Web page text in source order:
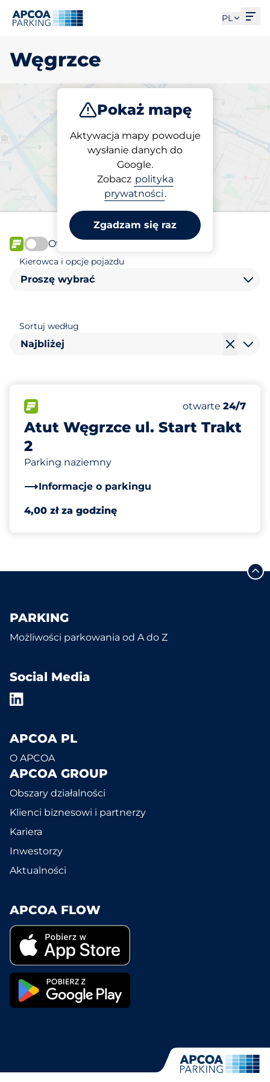
PL
Węgrzce
Pokaż mapę
Aktywacja mapy powoduje
wysłanie danych do
Google.
Zobacz polityka
prywatności .
Zgadzam się raz
Parkuj
Wybierz miejsce
parkingowe w Węgrzce
FLOW
Otwórz teraz
Kierowca i opcje pojazdu
Proszę wybrać
Sortuj według
Najbliżej
Atut Węgrzce ul. Start Trakt
2
Parking naziemny
Informacje o parkingu
Liczba miejsc
Całkowita
otwarte 24/7
4,00 zł za godzinę
PARKING
Możliwości parkowania od A do Z
Social Media
APCOA PL
O APCOA
APCOA GROUP
Obszary działalności
Klienci biznesowi i partnerzy
Kariera
Inwestorzy
Aktualności
APCOA FLOW